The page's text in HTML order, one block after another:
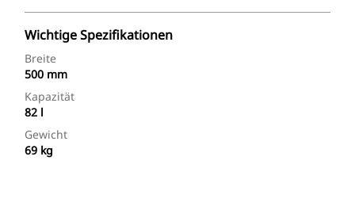
Wichtige Spezifikationen
Breite
500 mm
Kapazität
82 l
Gewicht
69 kg